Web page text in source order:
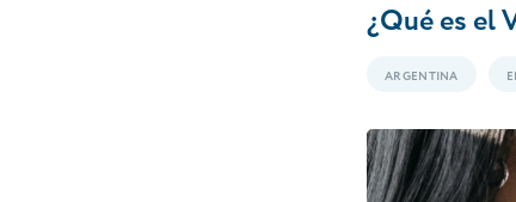
¿Qué es el
ARGENTINA